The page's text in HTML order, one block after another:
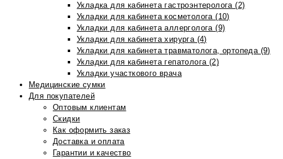
Укладка для кабинета гастроэнтеролога (2)
Укладки для кабинета косметолога (10)
Укладки для кабинета аллерголога (9)
Укладки для кабинета хирурга (4)
Укладки для кабинета травматолога, ортопеда (9)
Укладки для кабинета гепатолога (2)
Укладки участкового врача
Медицинские сумки
Для покупателей
Оптовым клиентам
Скидки
Как оформить заказ
Доставка и оплата
Гарантии и качество